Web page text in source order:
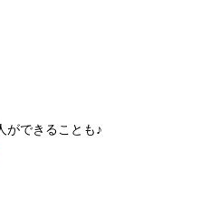
ができることも♪